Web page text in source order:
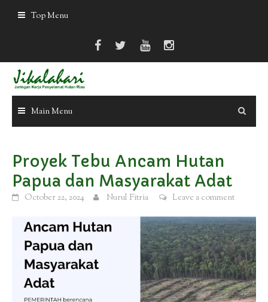
Top Menu
Main Menu
Proyek Tebu Ancam Hutan
Papua dan Masyarakat Adat
October 22, 2024 Nurul Fitria Leave a comment